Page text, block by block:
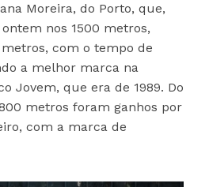
Moreira, do Porto, que,
nos 1500 metros,
com o tempo de
a melhor marca na
Jovem, que era de 1989. Do
metros foram ganhos por
com a marca de